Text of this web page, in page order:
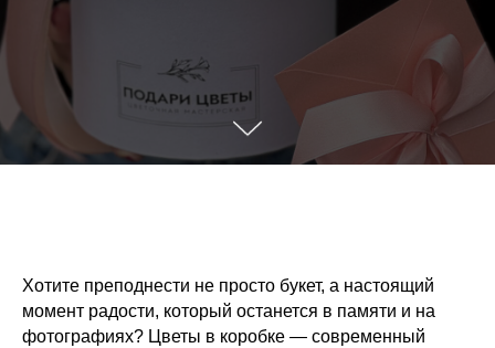
Хотите преподнести не просто букет, а настоящий
момент радости, который останется в памяти и на
фотографиях? Цветы в коробке — современный